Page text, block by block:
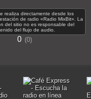
realiza directamente desde los
de radio «Radio MixBit». La
del sitio no es responsable del
del flujo de audio.
0 0